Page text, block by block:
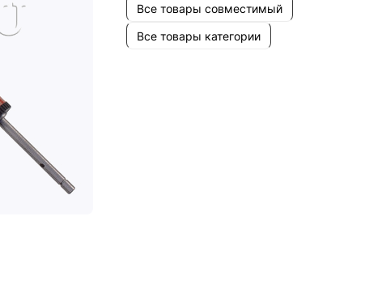
Все товары совместимый
Все товары категории